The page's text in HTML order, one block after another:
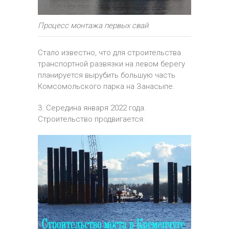
Процесс монтажа первых свай
Стало известно, что для строительства
транспортной развязки на левом берегу
планируется вырубить большую часть
Комсомольского парка на Занасыпе.
3. Середина января 2022 года.
Строительство продвигается: